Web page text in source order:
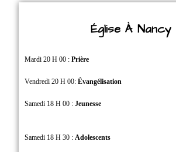
Église À Nancy
Mardi 20 H 00 :Prière
Vendredi 20 H 00: Évangélisation
Samedi 18 H 00 :Jeunesse
Samedi 18 H 30 :Adolescents